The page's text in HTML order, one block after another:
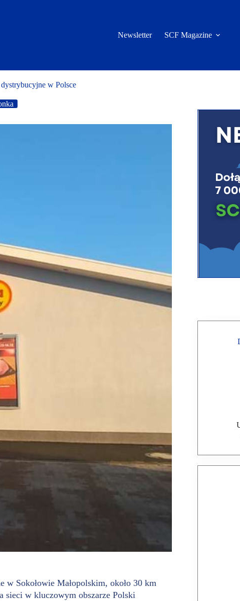
Newsletter SCF Magazine
w Polsce
Sokołowie Małopolskim, około 30 km
sieci w kluczowym obszarze Polski